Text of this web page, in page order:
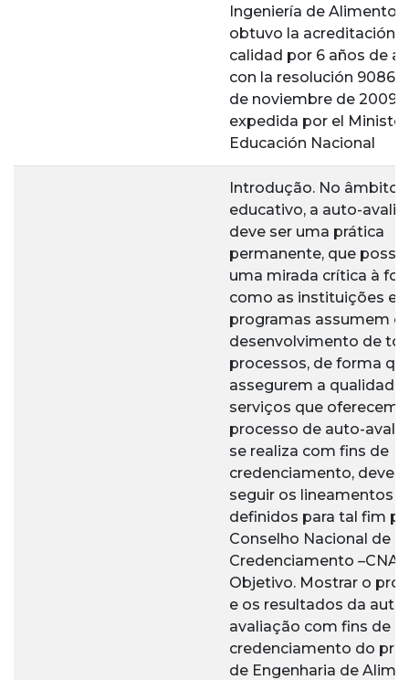
Ingeniería de Alimentos
obtuvo la acreditación
calidad por 6 años de
con la resolución 9086
de noviembre de 2009
expedida por el
Educación Nacional
Introdução. No âmbito
educativo, a auto-
deve ser uma prática
permanente, que
uma mirada crítica à
como as instituições e
programas assumem o
desenvolvimento de
processos, de forma
assegurem a qualidade
serviços que oferecem.
processo de auto-
se realiza com fins de
credenciamento,
seguir os lineamentos
definidos para tal fim
Conselho Nacional de
Credenciamento –CNA.
Objetivo. Mostrar o
e os resultados da auto-
avaliação com fins de
credenciamento do
de Engenharia de